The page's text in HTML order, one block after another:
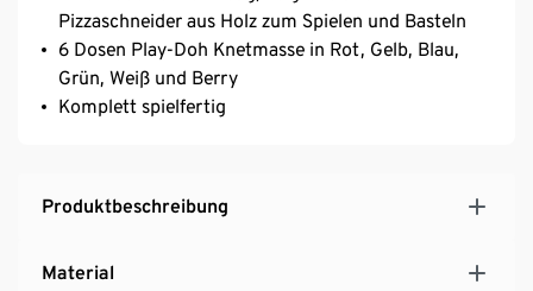
Pizzaschneider aus Holz zum Spielen und Basteln
6 Dosen Play-Doh Knetmasse in Rot, Gelb, Blau,
Grün, Weiß und Berry
Komplett spielfertig
Produktbeschreibung
Material